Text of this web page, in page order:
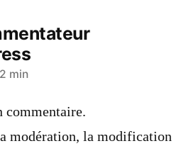
min
commentaire.
modération, la modification